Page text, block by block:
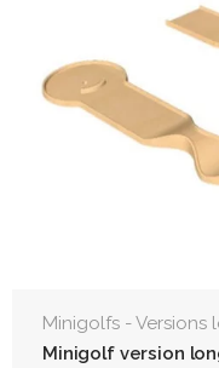
Minigolfs - Versions
Minigolf version